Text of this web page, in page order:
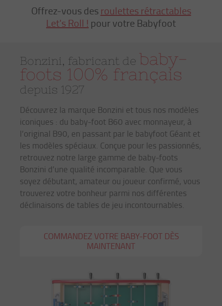
Offrez-vous des roulettes rétractables
Let's Roll ! pour votre Babyfoot
Bonzini, fabricant de baby-
foots 100% français
depuis 1927
Découvrez la marque Bonzini et tous nos modèles
iconiques : du baby-foot B60 avec monnayeur, à
l’original B90, en passant par le babyfoot Géant et
les modèles spéciaux. Conçue pour les passionnés,
retrouvez notre large gamme de baby-foots
Bonzini d’une qualité incomparable. Que vous
soyez débutant, amateur ou joueur confirmé, vous
trouverez votre bonheur parmi nos différentes
déclinaisons de tables de jeu incontournables.
COMMANDEZ VOTRE BABY-FOOT DÈS
MAINTENANT